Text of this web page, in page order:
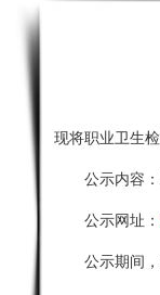
现将职业卫生
公示内容：
公示网址：
公示期间